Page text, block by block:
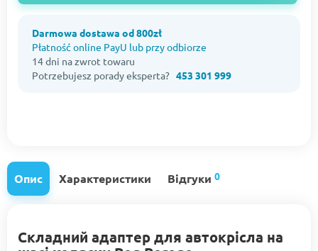
Darmowa dostawa od 800zł
Płatność online PayU lub przy odbiorze
14 dni na zwrot towaru
Potrzebujesz porady eksperta? 453 301 999
Опис Характеристики Відгуки 0
Складний адаптер для автокрісла на